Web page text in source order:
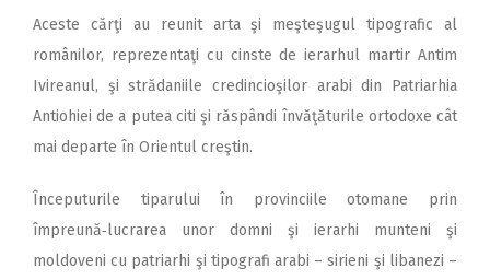
Aceste cărţi au reunit arta şi meşteşugul tipografic al
românilor, reprezentaţi cu cinste de ierarhul martir Antim
Ivireanul, şi strădaniile credincioşilor arabi din Patriarhia
Antiohiei de a putea citi şi răspândi învăţăturile ortodoxe cât
mai departe în Orientul creştin.
Începuturile tiparului în provinciile otomane prin
împreună‑lucrarea unor domni şi ierarhi munteni şi
moldoveni cu patriarhi şi tipografi arabi – sirieni şi libanezi –